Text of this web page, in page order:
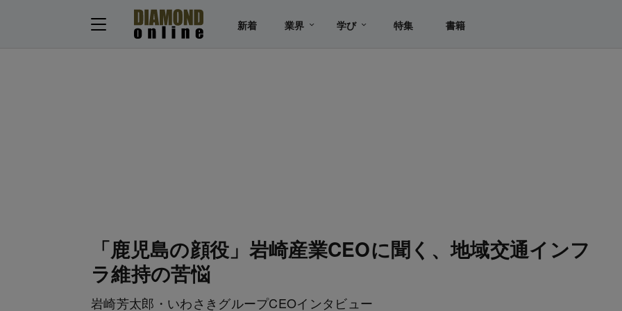
新着 業界 学び 特集 書籍
「鹿児島の顔役」岩崎産業CEOに聞く、地域交通インフ
ラ維持の苦悩
岩崎芳太郎・いわさきグループCEOインタビュー